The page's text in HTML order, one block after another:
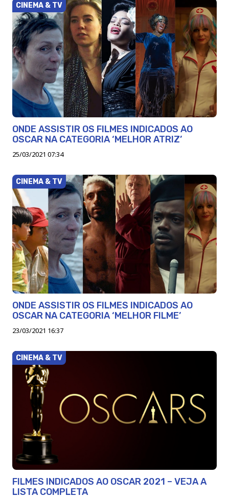
CINEMA & TV
ONDE ASSISTIR OS FILMES INDICADOS AO
OSCAR NA CATEGORIA ‘MELHOR ATRIZ’
25/03/2021 07:34
CINEMA & TV
ONDE ASSISTIR OS FILMES INDICADOS AO
OSCAR NA CATEGORIA ‘MELHOR FILME’
23/03/2021 16:37
CINEMA & TV
FILMES INDICADOS AO OSCAR 2021 – VEJA A
LISTA COMPLETA